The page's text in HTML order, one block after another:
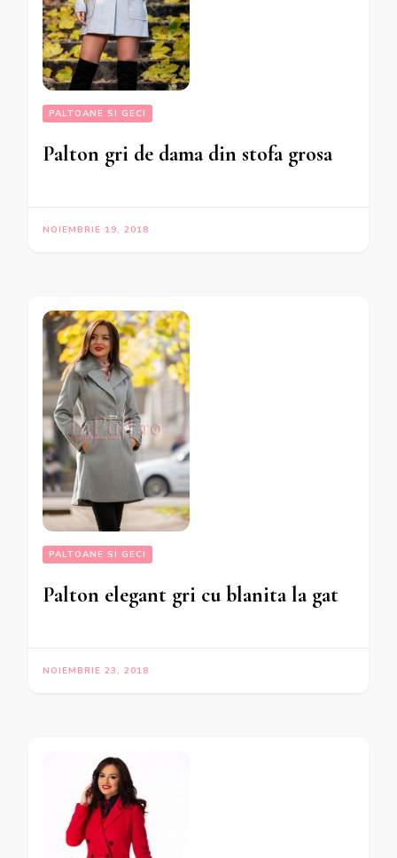
PALTOANE SI GECI
Palton gri de dama din stofa grosa
NOIEMBRIE 19, 2018
PALTOANE SI GECI
Palton elegant gri cu blanita la gat
NOIEMBRIE 23, 2018